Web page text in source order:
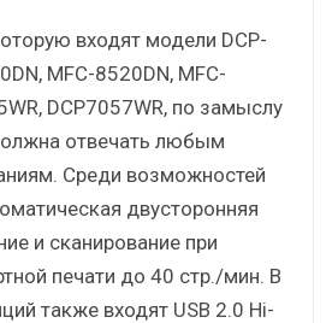
входят модели DCP-
MFC-8520DN, MFC-
DCP7057WR, по замыслу
отвечать любым
Среди возможностей
двусторонняя
и сканирование при
печати до 40 стр./мин. В
также входят USB 2.0 Hi-